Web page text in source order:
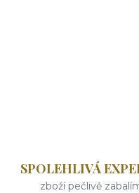
SPOLEHLIVÁ
zboží pečlivě